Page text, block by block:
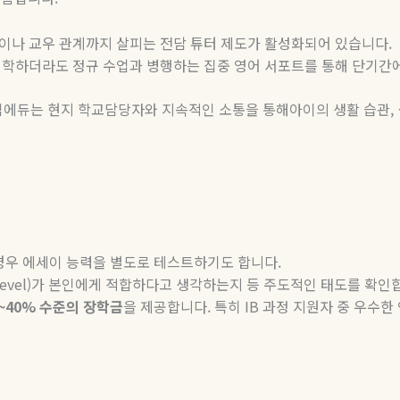
나 교우 관계까지 살피는 전담 튜터 제도가 활성화되어 있습니다.
하더라도 정규 수업과 병행하는 집중 영어 서포트를 통해 단기간
듀는 현지 학교담당자와 지속적인 소통을 통해아이의 생활 습관,
우 에세이 능력을 별도로 테스트하기도 합니다.
가 본인에게 적합하다고 생각하는지 등 주도적인 태도를 확인
수준의 장학금을 제공합니다. 특히 IB 과정 지원자 중 우수